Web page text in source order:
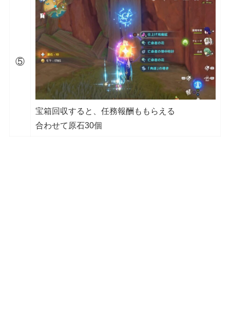
⑤
宝箱回収すると、任務報酬ももらえる
合わせて原石30個